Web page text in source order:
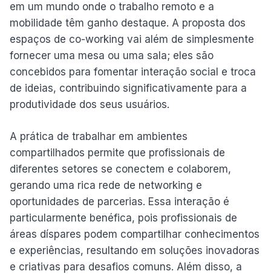
em um mundo onde o trabalho remoto e a
mobilidade têm ganho destaque. A proposta dos
espaços de co-working vai além de simplesmente
fornecer uma mesa ou uma sala; eles são
concebidos para fomentar interação social e troca
de ideias, contribuindo significativamente para a
produtividade dos seus usuários.
A prática de trabalhar em ambientes
compartilhados permite que profissionais de
diferentes setores se conectem e colaborem,
gerando uma rica rede de networking e
oportunidades de parcerias. Essa interação é
particularmente benéfica, pois profissionais de
áreas díspares podem compartilhar conhecimentos
e experiências, resultando em soluções inovadoras
e criativas para desafios comuns. Além disso, a